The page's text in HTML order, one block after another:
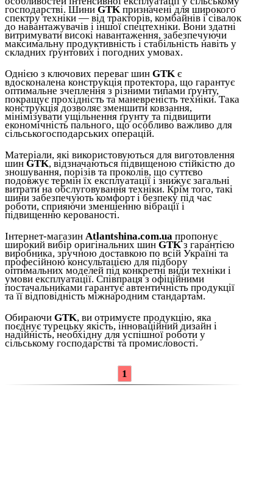
господарстві. Шини GTK призначені для широкого
спектру техніки — від тракторів, комбайнів і сівалок
до навантажувачів і іншої спецтехніки. Вони здатні
витримувати високі навантаження, забезпечуючи
максимальну продуктивність і стабільність навіть у
складних ґрунтових і погодних умовах.
Однією з ключових переваг шин GTK є
вдосконалена конструкція протектора, що гарантує
оптимальне зчеплення з різними типами ґрунту,
покращує прохідність та маневреність техніки. Така
конструкція дозволяє зменшити ковзання,
мінімізувати ущільнення ґрунту та підвищити
економічність пального, що особливо важливо для
сільськогосподарських операцій.
Матеріали, які використовуються для виготовлення
шин GTK, відзначаються підвищеною стійкістю до
зношування, порізів та проколів, що суттєво
подовжує термін їх експлуатації і знижує загальні
витрати на обслуговування техніки. Крім того, такі
шини забезпечують комфорт і безпеку під час
роботи, сприяючи зменшенню вібрації і
підвищенню керованості.
Інтернет-магазин Atlantshina.com.ua пропонує
широкий вибір оригінальних шин GTKз гарантією
виробника, зручною доставкою по всій Україні та
професійною консультацією для підбору
оптимальних моделей під конкретні види техніки і
умови експлуатації. Співпраця з офіційними
постачальниками гарантує автентичність продукції
та її відповідність міжнародним стандартам.
Обираючи GTK, ви отримуєте продукцію, яка
поєднує турецьку якість, інноваційний дизайн і
надійність, необхідну для успішної роботи у
сільському господарстві та промисловості.
1